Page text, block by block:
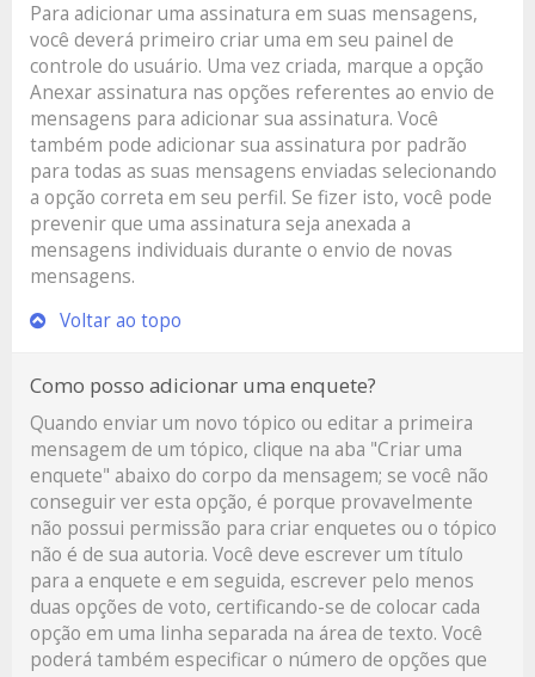
Para adicionar uma assinatura em suas mensagens,
você deverá primeiro criar uma em seu painel de
controle do usuário. Uma vez criada, marque a opção
Anexar assinatura nas opções referentes ao envio de
mensagens para adicionar sua assinatura. Você
também pode adicionar sua assinatura por padrão
para todas as suas mensagens enviadas selecionando
a opção correta em seu perfil. Se fizer isto, você pode
prevenir que uma assinatura seja anexada a
mensagens individuais durante o envio de novas
mensagens.
Voltar ao topo
Como posso adicionar uma enquete?
Quando enviar um novo tópico ou editar a primeira
mensagem de um tópico, clique na aba "Criar uma
enquete" abaixo do corpo da mensagem; se você não
conseguir ver esta opção, é porque provavelmente
não possui permissão para criar enquetes ou o tópico
não é de sua autoria. Você deve escrever um título
para a enquete e em seguida, escrever pelo menos
duas opções de voto, certificando-se de colocar cada
opção em uma linha separada na área de texto. Você
poderá também especificar o número de opções que